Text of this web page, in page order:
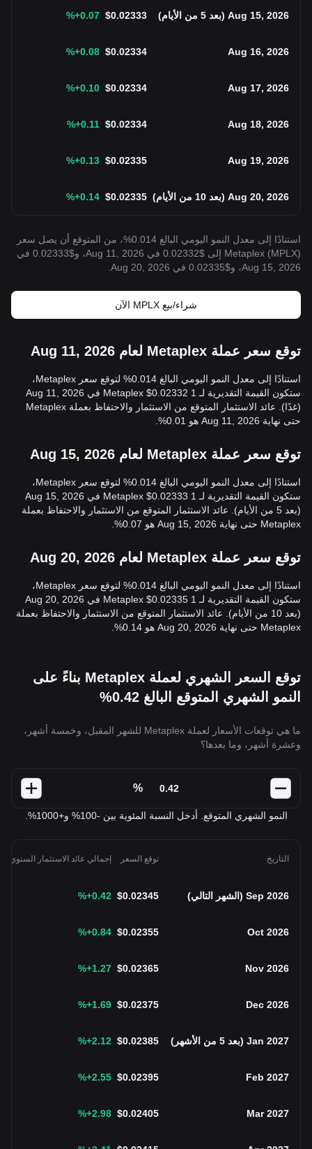
Aug 15, 2026
(بعد 5 من الأيام )
$0.02333
+0.07
%
Aug 16, 2026
$0.02334
+0.08
%
Aug 17, 2026
$0.02334
+0.10
%
Aug 18, 2026
$0.02334
+0.11
%
Aug 19, 2026
$0.02335
+0.13
%
Aug 20, 2026
(بعد 10 من الأيام )
$0.02335
+0.14
%
استنادًا إلى معدل النمو اليومي البالغ 0.014%، من المتوقع أن يصل سعر
Metaplex (MPLX) إلى $0.02332 في Aug 11, 2026، و$0.02333 في
Aug 15, 2026، و$0.02335 في Aug 20, 2026.
شراء/بيع MPLX الآن
توقع سعر عملة Metaplex لعام Aug 11, 2026
استنادًا إلى معدل النمو اليومي البالغ 0.014% لتوقع سعر Metaplex،
ستكون القيمة التقديرية لـ 1 Metaplex $0.02332 في Aug 11, 2026
(غدًا). عائد الاستثمار المتوقع من الاستثمار والاحتفاظ بعملة Metaplex
حتى نهاية Aug 11, 2026 هو 0.01%.
توقع سعر عملة Metaplex لعام Aug 15, 2026
استنادًا إلى معدل النمو اليومي البالغ 0.014% لتوقع سعر Metaplex،
ستكون القيمة التقديرية لـ 1 Metaplex $0.02333 في Aug 15, 2026
(بعد 5 من الأيام). عائد الاستثمار المتوقع من الاستثمار والاحتفاظ بعملة
Metaplex حتى نهاية Aug 15, 2026 هو 0.07%.
توقع سعر عملة Metaplex لعام Aug 20, 2026
استنادًا إلى معدل النمو اليومي البالغ 0.014% لتوقع سعر Metaplex،
ستكون القيمة التقديرية لـ 1 Metaplex $0.02335 في Aug 20, 2026
(بعد 10 من الأيام). عائد الاستثمار المتوقع من الاستثمار والاحتفاظ بعملة
Metaplex حتى نهاية Aug 20, 2026 هو 0.14%.
توقع السعر الشهري لعملة Metaplex بناءً على
النمو الشهري المتوقع البالغ 0.42%
ما هي توقعات الأسعار لعملة Metaplex للشهر المقبل، وخمسة أشهر،
وعشرة أشهر، وما بعدها؟
%
النمو الشهري المتوقع. أدخل النسبة المئوية بين -100% و+1000%.
التاريخ توقع السعر إجمالي عائد الاستثمار السنوي
Sep 2026
( الشهر التالي)
$0.02345
+0.42
%
Oct 2026
$0.02355
+0.84
%
Nov 2026
$0.02365
+1.27
%
Dec 2026
$0.02375
+1.69
%
Jan 2027
(بعد 5 من الأشهر )
$0.02385
+2.12
%
Feb 2027
$0.02395
+2.55
%
Mar 2027
$0.02405
+2.98
%